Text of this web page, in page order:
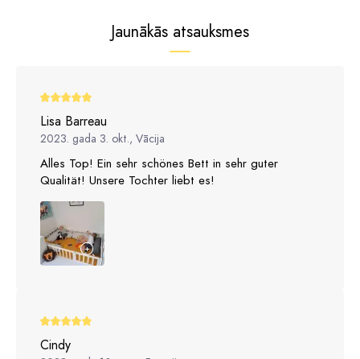
Jaunākās atsauksmes
Lisa Barreau
2023. gada 3. okt., Vācija
Alles Top! Ein sehr schönes Bett in sehr guter
Qualität! Unsere Tochter liebt es!
Cindy